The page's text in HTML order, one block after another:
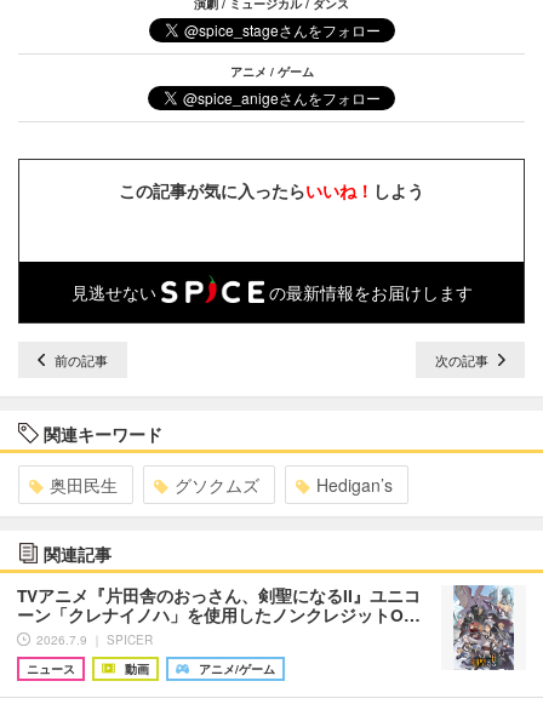
演劇 / ミュージカル / ダンス
アニメ / ゲーム
この記事が気に入ったらいいね！ しよう
見逃せない の最新情報をお届けします
前の記事 次の記事
関連キーワード
奥田民生 グソクムズ Hedigan’s
関連記事
TVアニメ『片田舎のおっさん、剣聖になるII』ユニコ
ーン「クレナイノハ」を使用したノンクレジットO…
2026.7.9 ｜ SPICER
ニュース
動画 アニメ/ゲーム